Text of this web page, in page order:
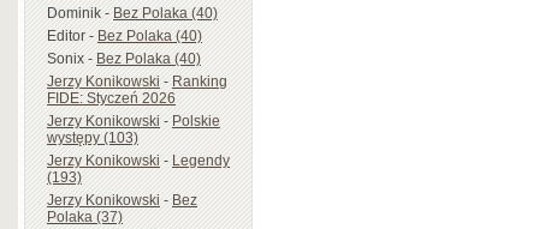
Dominik-Bez Polaka (40)
Editor-Bez Polaka (40)
Sonix-Bez Polaka (40)
Jerzy Konikowski-Ranking
FIDE: Styczeń 2026
Jerzy Konikowski-Polskie
występy (103)
Jerzy Konikowski-Legendy
(193)
Jerzy Konikowski-Bez
Polaka (37)